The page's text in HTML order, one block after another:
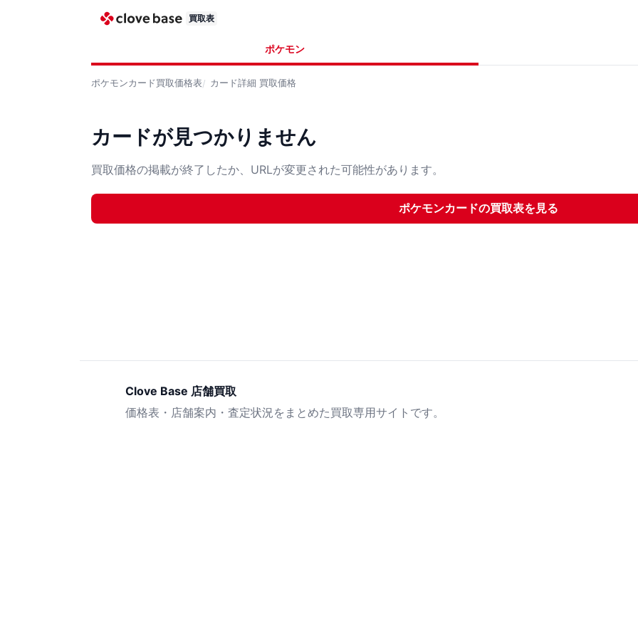
買取表
ポケモン
ポケモンカード買取価格表 カード詳細 買取価格
カードが見つかりません
買取価格の掲載が終了したか、URLが変更された可能性があります。
ポケモンカードの買取表を見る
Clove Base 店舗買取
価格表・店舗案内・査定状況をまとめた買取専用サイトです。